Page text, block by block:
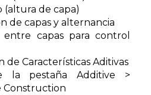
(altura de capa)
de capas y alternancia
entre capas para control
de Características Aditivas
la pestaña Additive >
Construction